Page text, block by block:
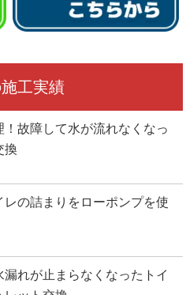
工実績
故障して水が流れなくなっ
換
の詰まりをローポンプを使
れが止まらなくなったトイ